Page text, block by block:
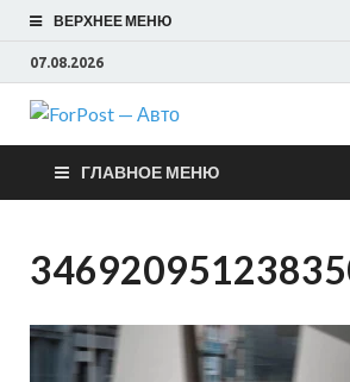
ВЕРХНЕЕ МЕНЮ
07.08.2026
Авто
ГЛАВНОЕ МЕНЮ